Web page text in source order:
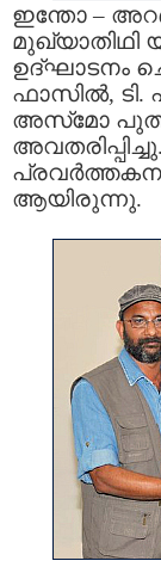
ഇന്തോ –
മുഖ്യാതിഥി
ഉദ്ഘാടനം
ഫാസില്‍,
അസ്‌മോ
ആയിരുന്നു.